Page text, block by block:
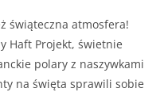
świąteczna atmosfera!
Haft Projekt, świetnie
polary z naszywkami
na święta sprawili sobie